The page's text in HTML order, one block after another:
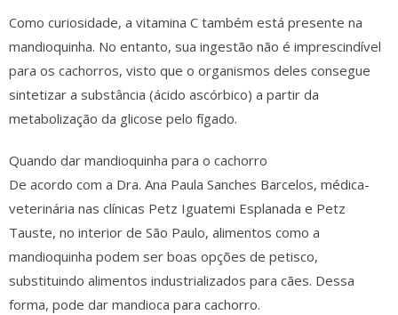
Como curiosidade, a vitamina C também está presente na
mandioquinha. No entanto, sua ingestão não é imprescindível
para os cachorros, visto que o organismos deles consegue
sintetizar a substância (ácido ascórbico) a partir da
metabolização da glicose pelo fígado.
Quando dar mandioquinha para o cachorro
De acordo com a Dra. Ana Paula Sanches Barcelos, médica-
veterinária nas clínicas Petz Iguatemi Esplanada e Petz
Tauste, no interior de São Paulo, alimentos como a
mandioquinha podem ser boas opções de petisco,
substituindo alimentos industrializados para cães. Dessa
forma, pode dar mandioca para cachorro.